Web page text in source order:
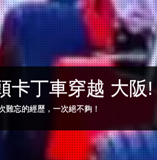
卡丁車穿越 大阪!
難忘的經歷，一次絕不夠！